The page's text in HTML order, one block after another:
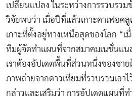
เปลี่ยนแปลง ในระหว่างการรวบรว
วิจัยพบว่า เมื่อปีที่แล้วเกาะคาเฟอค
เกาะที่ตั้งอยู่ทางเหนือสุดของโลก “เ
ทีมผู้จัดทำแผนที่จากสมาคมเนชั่นแน
เราต้องอัปเดตพื้นที่ส่วนหนึ่งของชาย
ภาพถ่ายจากดาวเทียมที่รวบรวมเอา
กล่าวและเสริมว่า การอัปเดตแผนที่